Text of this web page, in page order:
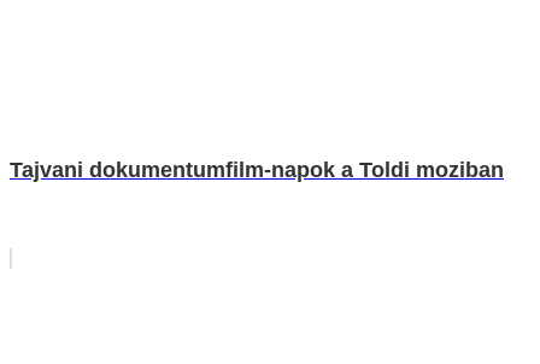
Tajvani dokumentumfilm-napok a Toldi moziban